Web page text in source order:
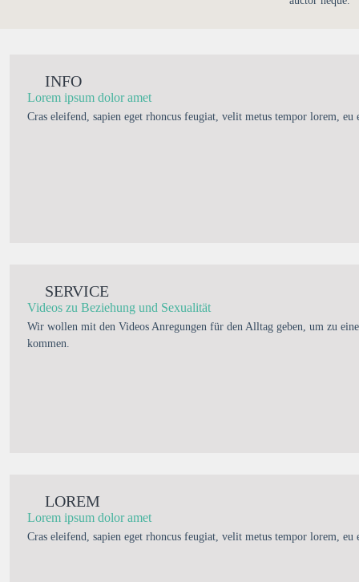
INFO
Lorem ipsum dolor amet
Cras eleifend, sapien eget rhoncus feugiat, velit metus tempor lorem,
SERVICE
Videos zu Beziehung und Sexualität
Wir wollen mit den Videos Anregungen für den Alltag geben, um zu
kommen.
LOREM
Lorem ipsum dolor amet
Cras eleifend, sapien eget rhoncus feugiat, velit metus tempor lorem,